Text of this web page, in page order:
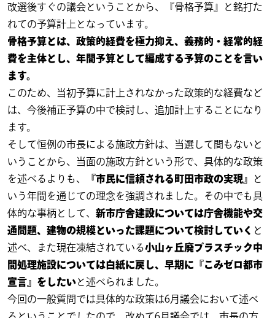
改選後すぐの議会ということから、『骨格予算』と銘打た
れての予算計上となっています。
骨格予算とは、政策的経費を極力抑え、義務的・経常的経
費を主体とし、年間予算として編成する予算のことを言い
ます。
このため、当初予算に計上されなかった政策的な経費など
は、今後補正予算の中で検討し、追加計上することになり
ます。
そして恒例の市長による施政方針は、当選して間もないと
いうことから、当面の施政方針という形で、具体的な政策
を述べるよりも、
『市民に信頼される町田市政の実現』
と
いう年間を通じての理念を強調されました。その中でも具
体的な事柄として、 新市庁舎建設については庁舎機能や交
通問題、建物の規模といった課題について検討していく と
述べ、また現在凍結されている小山ヶ丘廃プラスチック中
間処理施設については白紙に戻し、早期に『こみゼロ都市
宣言』をしたいと述べられました。
今回の一般質問では具体的な政策は6月議会において述べ